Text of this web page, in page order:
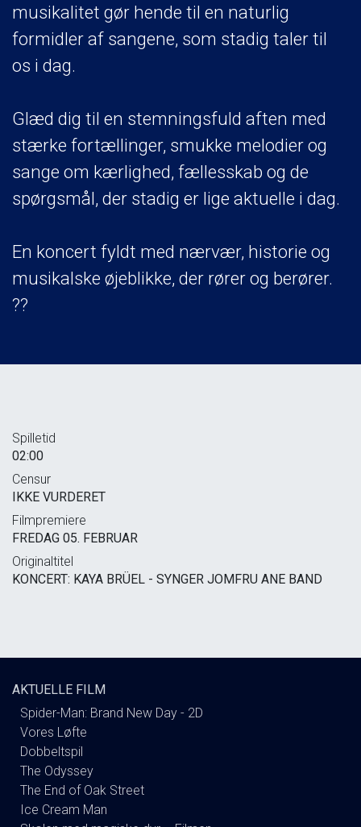
musikalitet gør hende til en naturlig
formidler af sangene, som stadig taler til
os i dag.
Glæd dig til en stemningsfuld aften med
stærke fortællinger, smukke melodier og
sange om kærlighed, fællesskab og de
spørgsmål, der stadig er lige aktuelle i dag.
En koncert fyldt med nærvær, historie og
musikalske øjeblikke, der rører og berører.
??
Spilletid
02:00
Censur
IKKE VURDERET
Filmpremiere
FREDAG 05. FEBRUAR
Originaltitel
KONCERT: KAYA BRÜEL - SYNGER JOMFRU ANE BAND
AKTUELLE FILM
Spider-Man: Brand New Day - 2D
Vores Løfte
Dobbeltspil
The Odyssey
The End of Oak Street
Ice Cream Man